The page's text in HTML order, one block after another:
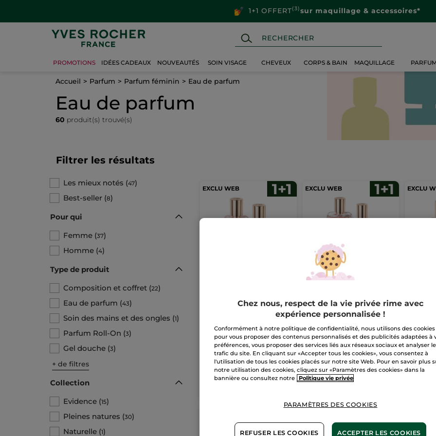
1+1 OFFERT(3)sur maquillage & accessoires*
PROMOTIONS IDÉES CADEAUX NOUVEAUTÉS SOIN VISAGE CHEVEUX CORPS & BAIN MAQUILLAGE
Accueil Parfum Parfum féminin Eau de parfum
Eau de parfum
60 produit(s) trouvé(s)
Filtrer les résultats
Les mieux notés (47)
Best-seller (8)
Pour qui
Femme (37)
Homme (4)
Type de produit
Composition et coffret (22)
Eau de parfum (43)
Soin des mains et des ongles (1)
Parfum Roll-On (3)
Gel douche (3)
+ de filtres
Collection
Evidence (15)
Pleines natures (30)
Naturelle (1)
Evidence Eau de
49,90 €
Pour comparaison prix tarif:
99,80 €
1+1 OFFERT*(4)
AJOUTER AU
Evidence Eau de
Parfum 100 ml
69,90 €
Pour comparaison prix tarif:
1+1 OFFERT*(4)
AJOUTER AU
PANIER
1+1
de
Pour
107,80 €
1+1
Chez nous, respect de la vie privée rime avec
expérience personnalisée !
Conformément à notre politique de confidentialité, nous utilisons des cookies
pour vous proposer des contenus personnalisés et des publicités adaptées à
préférences, vous proposer des services liés aux réseaux sociaux et analyser le
trafic du site. En cliquant sur «Accepter tous les cookies», vous consentez à
l'utilisation de tous les cookies placés sur notre site Web. Pour en savoir plus
notre utilisation des cookies, cliquez sur «Paramètres des cookies» dans la
bannière ou consultez notre
Politique vie privée
PARAMÈTRES DES COOKIES
REFUSER LES COOKIES ACCEPTER LES COOKIES